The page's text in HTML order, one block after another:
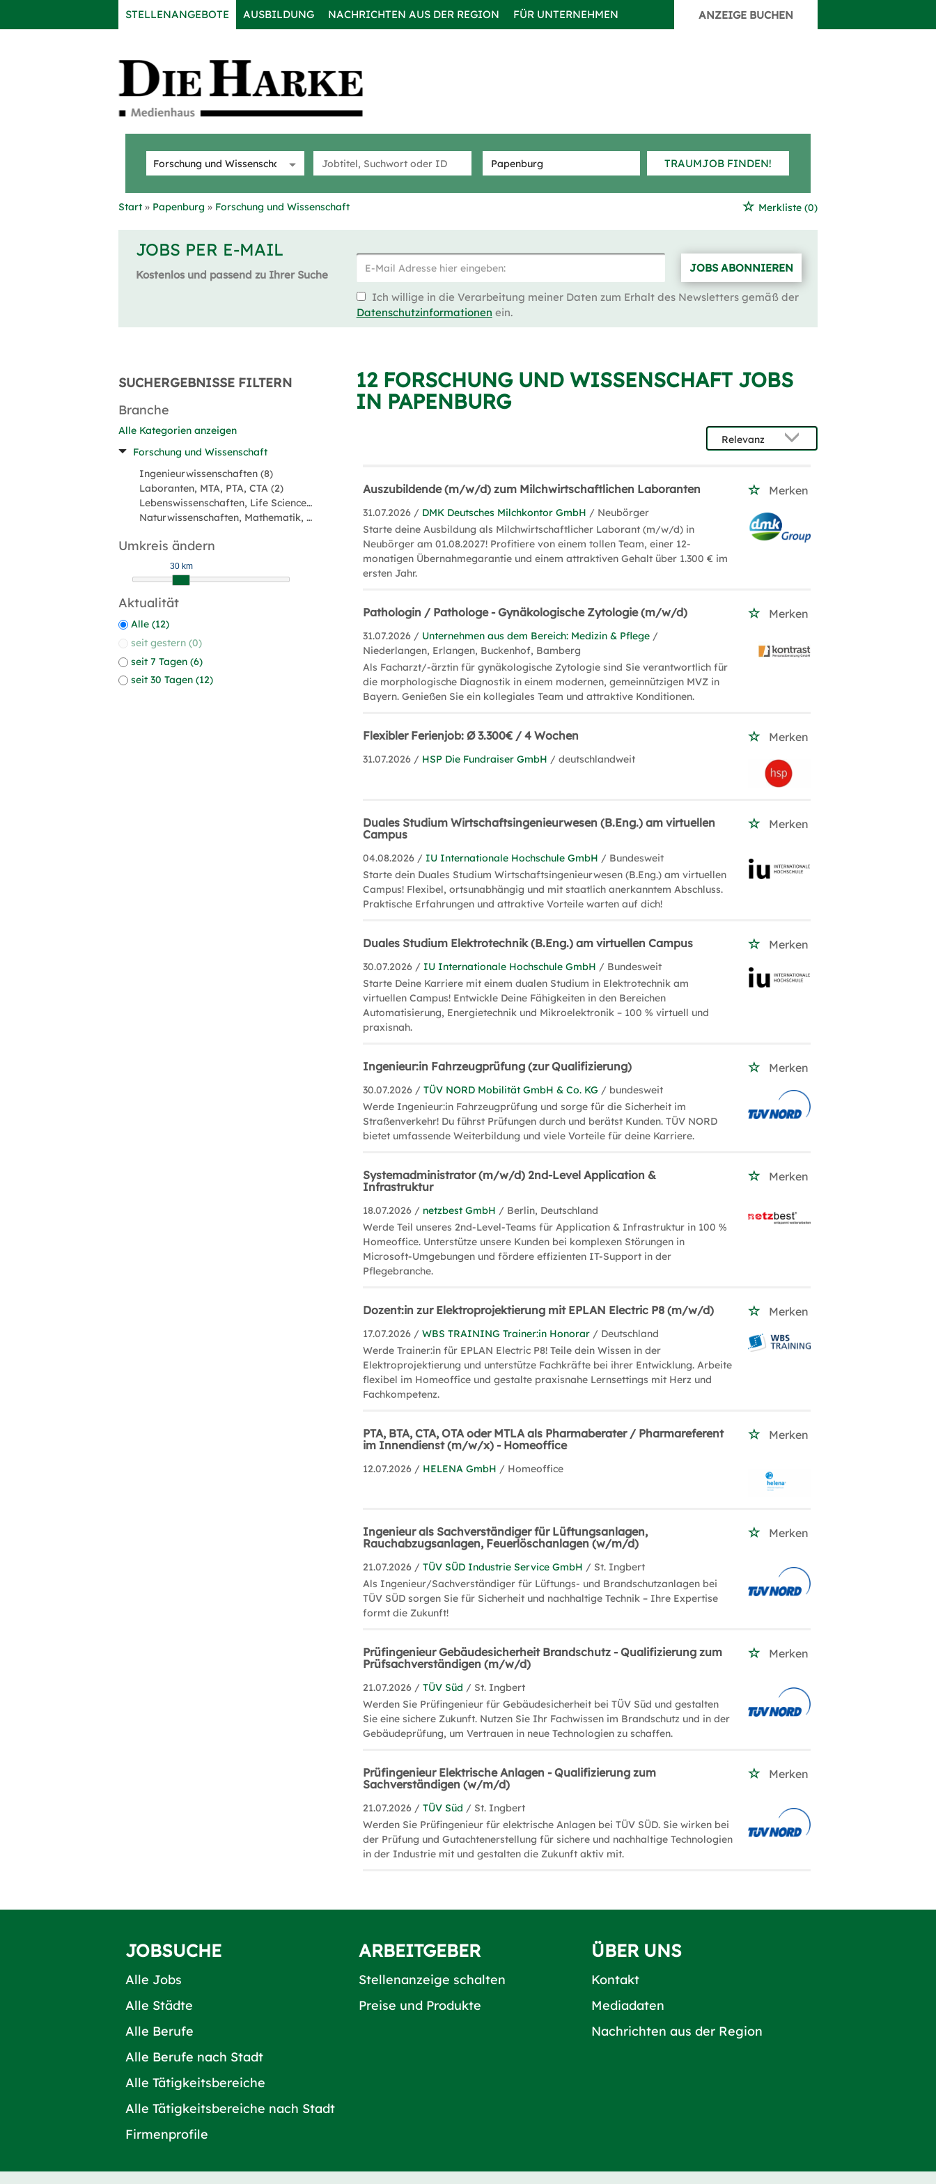
STELLENANGEBOTE AUSBILDUNG NACHRICHTEN AUS DER REGION FÜR UNTERNEHMEN ANZEIGE BUCHEN
TRAUMJOB FINDEN!
Start Papenburg Forschung und Wissenschaft Merkliste (0)
JOBS PER E-MAIL
Kostenlos und passend zu Ihrer Suche
JOBS ABONNIEREN
Ich willige in die Verarbeitung meiner Daten zum Erhalt des Newsletters gemäß der
Datenschutzinformationen ein.
SUCHERGEBNISSE FILTERN
Branche
Alle Kategorien anzeigen
Forschung und Wissenschaft
Ingenieurwissenschaften (8)
Laboranten, MTA, PTA, CTA (2)
Lebenswissenschaften, Life Sciences (1)
Naturwissenschaften, Mathematik, Informatik (1)
Umkreis ändern
30 km
Aktualität
Alle (12)
seit gestern (0)
seit 7 Tagen (6)
seit 30 Tagen (12)
12 FORSCHUNG UND WISSENSCHAFT JOBS
IN PAPENBURG
Auszubildende (m/w/d) zum Milchwirtschaftlichen Laboranten Merken
31.07.2026 / DMK Deutsches Milchkontor GmbH / Neubörger
Starte deine Ausbildung als Milchwirtschaftlicher Laborant (m/w/d) in
Neubörger am 01.08.2027! Profitiere von einem tollen Team, einer 12-
monatigen Übernahmegarantie und einem attraktiven Gehalt über 1.300 € im
ersten Jahr.
Pathologin / Pathologe - Gynäkologische Zytologie (m/w/d) Merken
31.07.2026 / Unternehmen aus dem Bereich: Medizin & Pflege /
Niederlangen, Erlangen, Buckenhof, Bamberg
Als Facharzt/-ärztin für gynäkologische Zytologie sind Sie verantwortlich für
die morphologische Diagnostik in einem modernen, gemeinnützigen MVZ in
Bayern. Genießen Sie ein kollegiales Team und attraktive Konditionen.
Flexibler Ferienjob: Ø 3.300€ / 4 Wochen Merken
31.07.2026 / HSP Die Fundraiser GmbH / deutschlandweit
Duales Studium Wirtschaftsingenieurwesen (B.Eng.) am virtuellen
Campus
Merken
04.08.2026 / IU Internationale Hochschule GmbH / Bundesweit
Starte dein Duales Studium Wirtschaftsingenieurwesen (B.Eng.) am virtuellen
Campus! Flexibel, ortsunabhängig und mit staatlich anerkanntem Abschluss.
Praktische Erfahrungen und attraktive Vorteile warten auf dich!
Duales Studium Elektrotechnik (B.Eng.) am virtuellen Campus Merken
30.07.2026 / IU Internationale Hochschule GmbH / Bundesweit
Starte Deine Karriere mit einem dualen Studium in Elektrotechnik am
virtuellen Campus! Entwickle Deine Fähigkeiten in den Bereichen
Automatisierung, Energietechnik und Mikroelektronik – 100 % virtuell und
praxisnah.
Ingenieur:in Fahrzeugprüfung (zur Qualifizierung) Merken
30.07.2026 /TÜV NORD Mobilität GmbH & Co. KG / bundesweit
Werde Ingenieur:in Fahrzeugprüfung und sorge für die Sicherheit im
Straßenverkehr! Du führst Prüfungen durch und berätst Kunden. TÜV NORD
bietet umfassende Weiterbildung und viele Vorteile für deine Karriere.
Systemadministrator (m/w/d) 2nd-Level Application &
Infrastruktur
Merken
18.07.2026 / netzbest GmbH / Berlin, Deutschland
Werde Teil unseres 2nd-Level-Teams für Application & Infrastruktur in 100 %
Homeoffice. Unterstütze unsere Kunden bei komplexen Störungen in
Microsoft-Umgebungen und fördere effizienten IT-Support in der
Pflegebranche.
Dozent:in zur Elektroprojektierung mit EPLAN Electric P8 (m/w/d) Merken
17.07.2026 /WBS TRAINING Trainer:in Honorar / Deutschland
Werde Trainer:in für EPLAN Electric P8! Teile dein Wissen in der
Elektroprojektierung und unterstütze Fachkräfte bei ihrer Entwicklung. Arbeite
flexibel im Homeoffice und gestalte praxisnahe Lernsettings mit Herz und
Fachkompetenz.
PTA, BTA, CTA, OTA oder MTLA als Pharmaberater / Pharmareferent
im Innendienst (m/w/x) - Homeoffice
Merken
12.07.2026 / HELENA GmbH / Homeoffice
Ingenieur als Sachverständiger für Lüftungsanlagen,
Rauchabzugsanlagen, Feuerlöschanlagen (w/m/d)
Merken
21.07.2026 /TÜV SÜD Industrie Service GmbH / St. Ingbert
Als Ingenieur/Sachverständiger für Lüftungs- und Brandschutzanlagen bei
TÜV SÜD sorgen Sie für Sicherheit und nachhaltige Technik – Ihre Expertise
formt die Zukunft!
Prüfingenieur Gebäudesicherheit Brandschutz - Qualifizierung zum
Prüfsachverständigen (m/w/d)
Merken
21.07.2026 /TÜV Süd / St. Ingbert
Werden Sie Prüfingenieur für Gebäudesicherheit bei TÜV Süd und gestalten
Sie eine sichere Zukunft. Nutzen Sie Ihr Fachwissen im Brandschutz und in der
Gebäudeprüfung, um Vertrauen in neue Technologien zu schaffen.
Prüfingenieur Elektrische Anlagen - Qualifizierung zum
Sachverständigen (w/m/d)
Merken
21.07.2026 /TÜV Süd / St. Ingbert
Werden Sie Prüfingenieur für elektrische Anlagen bei TÜV SÜD. Sie wirken bei
der Prüfung und Gutachtenerstellung für sichere und nachhaltige Technologien
in der Industrie mit und gestalten die Zukunft aktiv mit.
JOBSUCHE
Alle Jobs
Alle Städte
Alle Berufe
Alle Berufe nach Stadt
Alle Tätigkeitsbereiche
Alle Tätigkeitsbereiche nach Stadt
Firmenprofile
ARBEITGEBER
Stellenanzeige schalten
Preise und Produkte
ÜBER UNS
Kontakt
Mediadaten
Nachrichten aus der Region